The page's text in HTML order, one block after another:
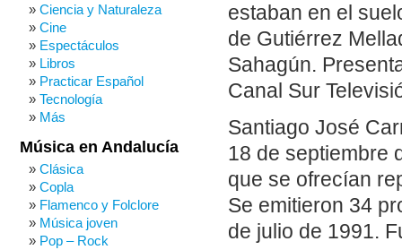
estaban en el
de Gutiérrez
Sahagún.
Canal Sur
Santiago José
18 de septiembre
que se ofrecían
Se emitieron 34
de julio de 1991.
Ciencia y Naturaleza
Cine
Espectáculos
Libros
Practicar Español
Tecnología
Más
Música en Andalucía
Clásica
Copla
Flamenco y Folclore
Música joven
Pop – Rock